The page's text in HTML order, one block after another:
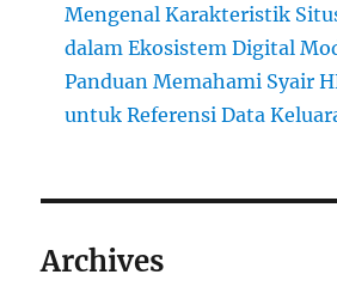
Mengenal Karakteristik
dalam Ekosistem Digital
Panduan Memahami Syair
untuk Referensi Data
Archives